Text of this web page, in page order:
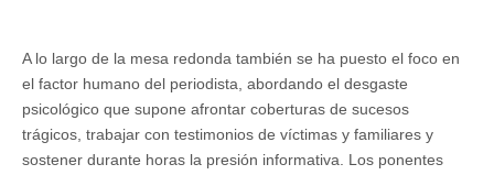
A lo largo de la mesa redonda también se ha puesto el foco en
el factor humano del periodista, abordando el desgaste
psicológico que supone afrontar coberturas de sucesos
trágicos, trabajar con testimonios de víctimas y familiares y
sostener durante horas la presión informativa. Los ponentes